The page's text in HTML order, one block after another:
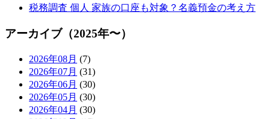
税務調査 個人 家族の口座も対象？名義預金の考え方
アーカイブ（2025年〜）
2026年08月 (7)
2026年07月 (31)
2026年06月 (30)
2026年05月 (30)
2026年04月 (30)